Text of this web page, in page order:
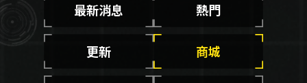
最新消息 熱門
更新 商城